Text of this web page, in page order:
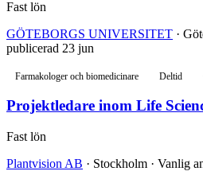
Fast lön
GÖTEBORGS UNIVERSITET ·
publicerad 23 jun
Farmakologer och biomedicinare Deltid
Projektledare inom Life
Fast lön
Plantvision AB · Stockholm · Vanlig